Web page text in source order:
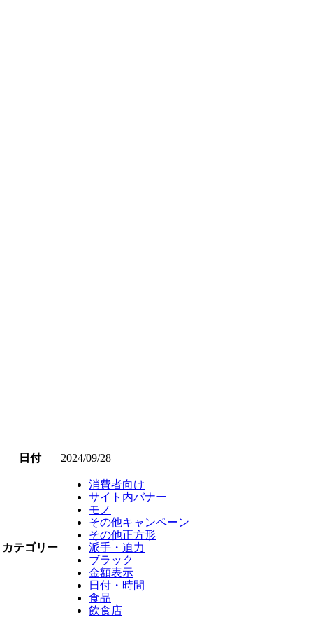
日付 2024/09/28
カテゴリー
消費者向け
サイト内バナー
モノ
その他キャンペーン
その他正方形
派手・迫力
ブラック
金額表示
日付・時間
食品
飲食店